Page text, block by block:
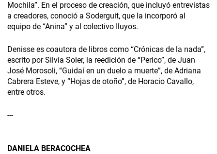
Mochila”. En el proceso de creación, que incluyó entrevistas
a creadores, conoció a Soderguit, que la incorporó al
equipo de “Anina” y al colectivo Iluyos.
Denisse es coautora de libros como “Crónicas de la nada”,
escrito por Silvia Soler, la reedición de “Perico”, de Juan
José Morosoli, “Guidaí en un duelo a muerte”, de Adriana
Cabrera Esteve, y “Hojas de otoño”, de Horacio Cavallo,
entre otros.
---
DANIELA BERACOCHEA